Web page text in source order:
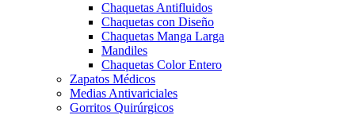
Chaquetas Antifluidos
Chaquetas con Diseño
Chaquetas Manga Larga
Mandiles
Chaquetas Color Entero
Zapatos Médicos
Medias Antivariciales
Gorritos Quirúrgicos